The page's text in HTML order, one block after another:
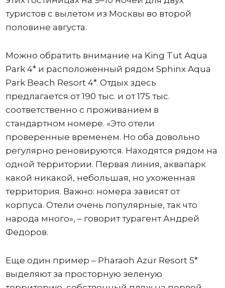
туристов с вылетом из Москвы во второй
половине августа.
Можно обратить внимание на King Tut Aqua
Park 4* и расположенный рядом Sphinx Aqua
Park Beach Resort 4*. Отдых здесь
предлагается от 190 тыс. и от 175 тыс.
соответственно с проживанием в
стандартном номере. «Это отели
проверенные временем. Но оба довольно
регулярно реновируются. Находятся рядом на
одной территории. Первая линия, аквапарк
какой никакой, небольшая, но ухоженная
территория. Важно: номера зависят от
корпуса. Отели очень популярные, так что
народа много», – говорит турагент Андрей
Федоров.
Еще один пример – Pharaoh Azur Resort 5*
выделяют за просторную зеленую